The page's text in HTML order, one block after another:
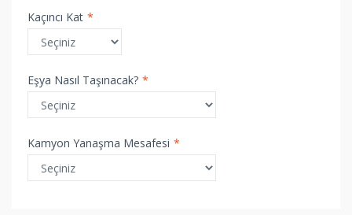
Kaçıncı Kat *
Eşya Nasıl Taşınacak? *
Kamyon Yanaşma Mesafesi *